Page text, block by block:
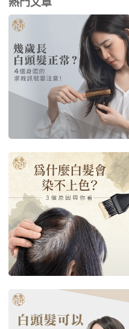
熱門文章